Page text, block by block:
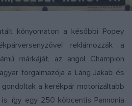
kőnyomaton a későbbi Popey
reklámozzák a
márkáját, az angol Champion
forgalmazója a Láng Jakab és
a kerékpár motorizáltabb
így egy 250 köbcentis Pannonia